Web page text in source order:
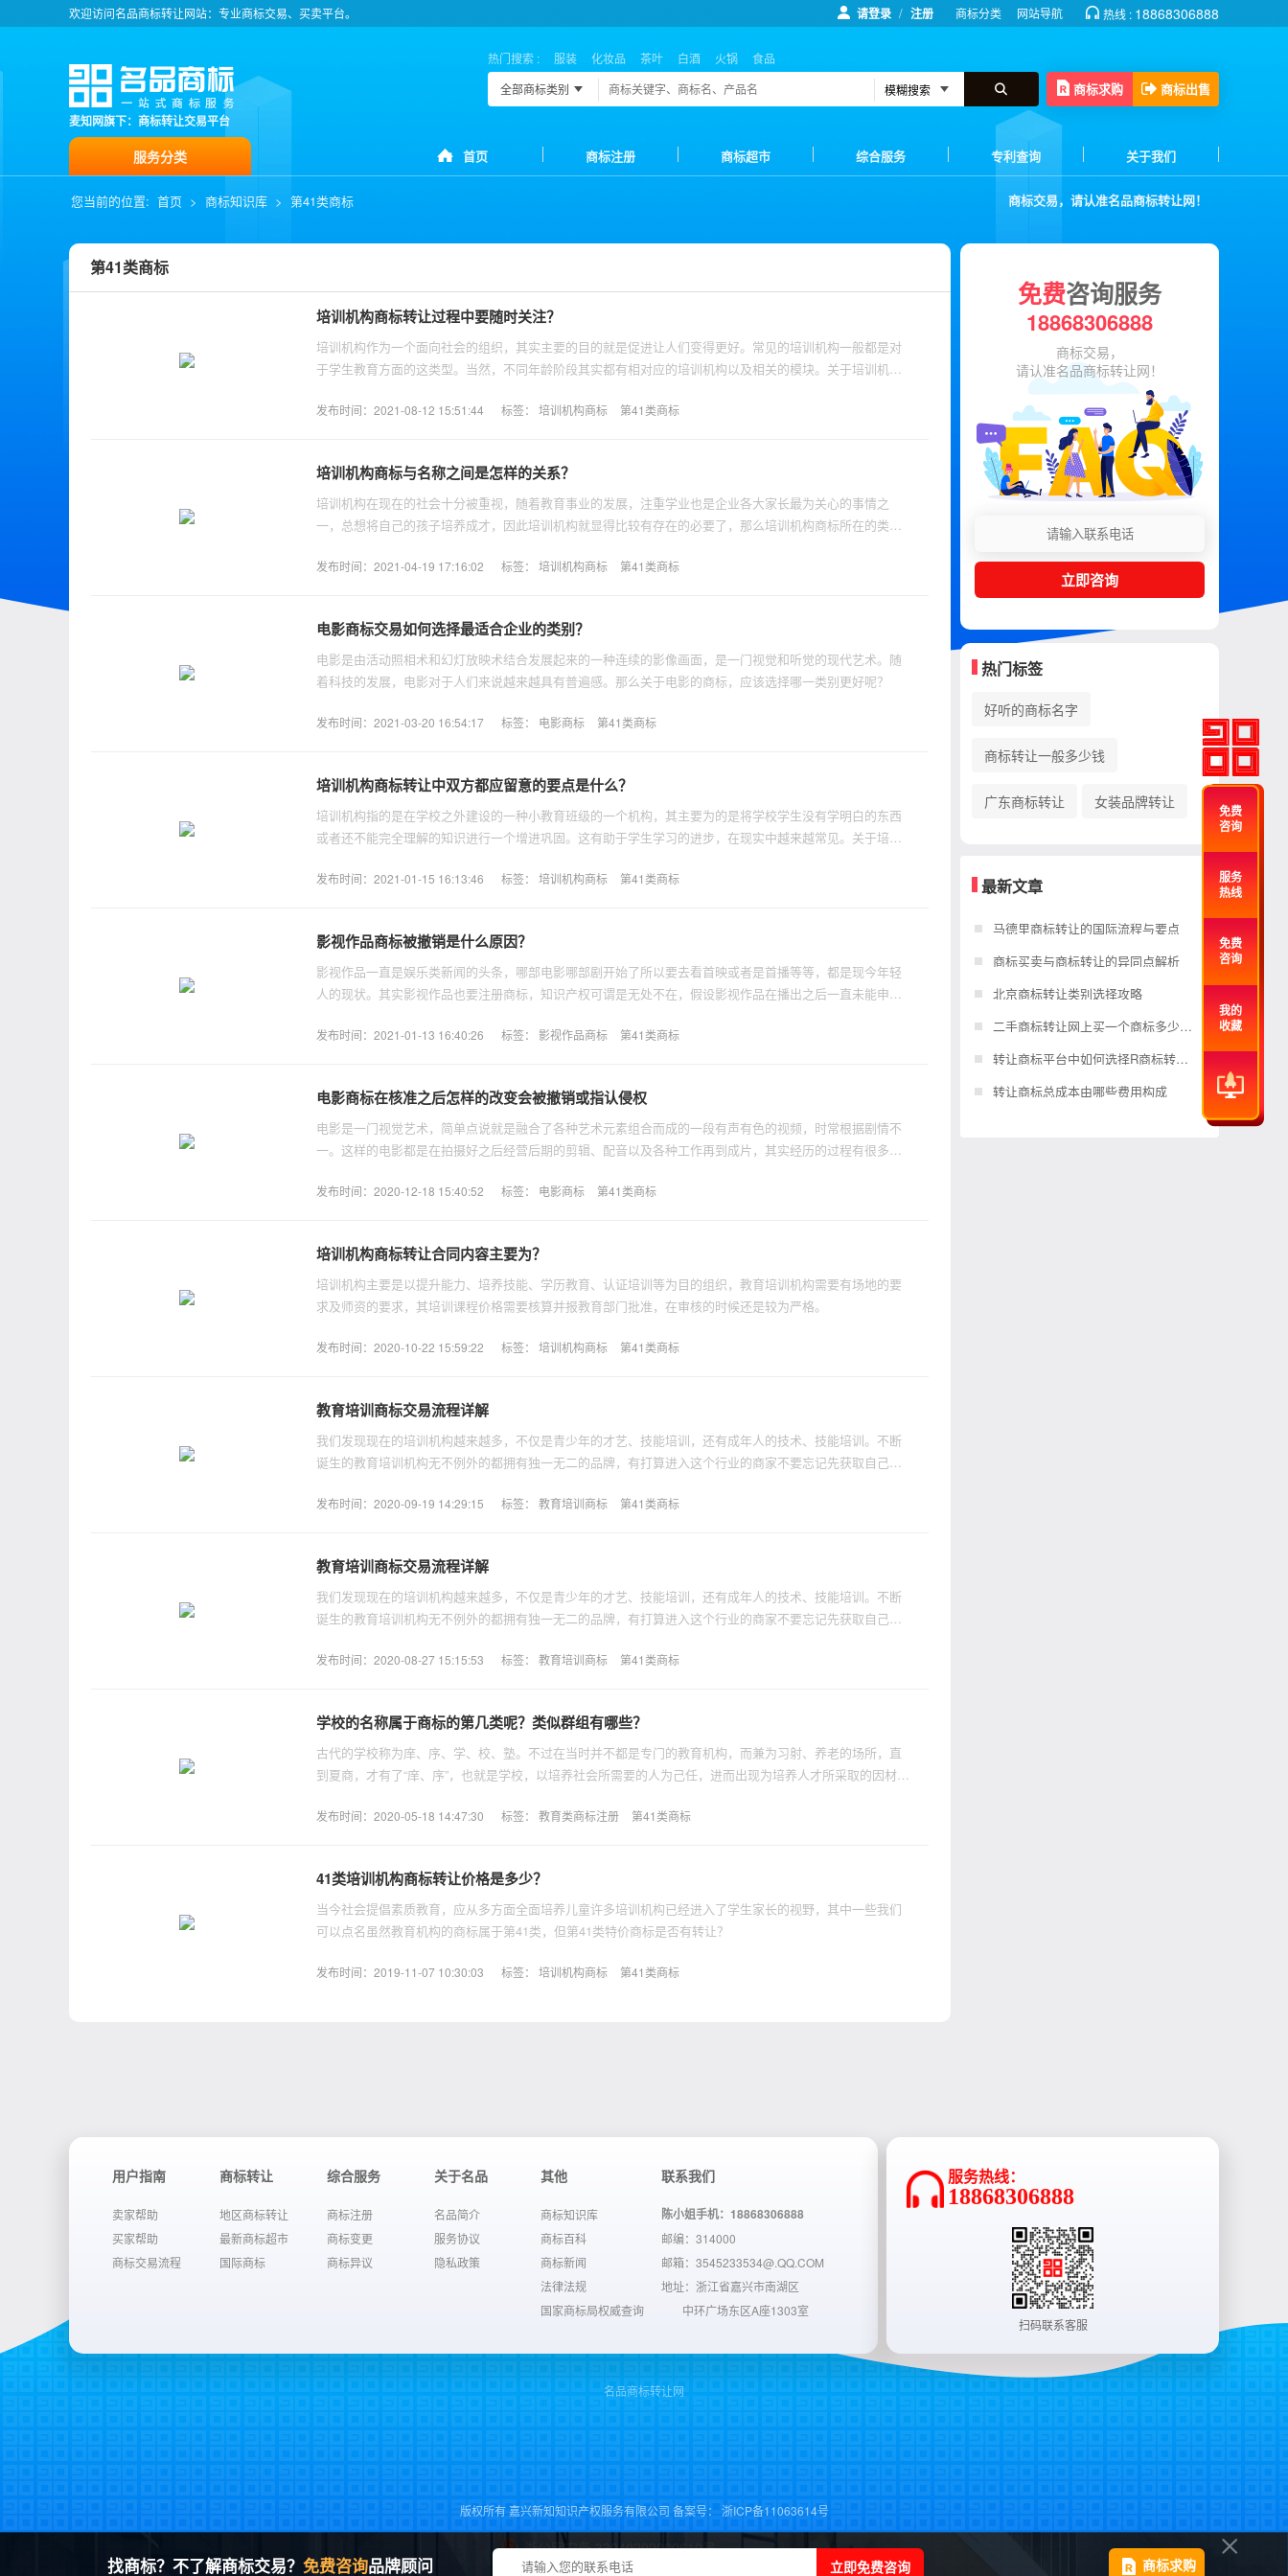
欢迎访问名品商标转让网站：专业商标交易、买卖平台。 请登录 / 注册 商标分类 网站导航 热线 : 18868306888
麦知网旗下：商标转让交易平台
热门搜索 : 服装 化妆品 茶叶 白酒 火锅
食品
全部商标类别
商标求购 商标出售
服务分类 首页 商标注册 商标超市 综合服务 专利查询 关于我们
您当前的位置: 首页 > 商标知识库 > 第41类商标 商标交易，请认准名品商标转让网！
第41类商标
培训机构商标转让过程中要随时关注？
培训机构作为一个面向社会的组织，其实主要的目的就是促进让人们变得更好。常见的培训机构一般都是对
于学生教育方面的这类型。当然，不同年龄阶段其实都有相对应的培训机构以及相关的模块。关于培训机构
标签： 培训机构商标 第41类商标
发布时间：2021-08-12 15:51:44
培训机构商标与名称之间是怎样的关系？
培训机构在现在的社会十分被重视，随着教育事业的发展，注重学业也是企业各大家长最为关心的事情之
一，总想将自己的孩子培养成才，因此培训机构就显得比较有存在的必要了，那么培训机构商标所在的类别
标签： 培训机构商标 第41类商标
发布时间：2021-04-19 17:16:02
电影商标交易如何选择最适合企业的类别？
电影是由活动照相术和幻灯放映术结合发展起来的一种连续的影像画面，是一门视觉和听觉的现代艺术。随
着科技的发展，电影对于人们来说越来越具有普遍感。那么关于电影的商标，应该选择哪一类别更好呢？
标签： 电影商标 第41类商标
发布时间：2021-03-20 16:54:17
培训机构商标转让中双方都应留意的要点是什么？
培训机构指的是在学校之外建设的一种小教育班级的一个机构，其主要为的是将学校学生没有学明白的东西
或者还不能完全理解的知识进行一个增进巩固。这有助于学生学习的进步，在现实中越来越常见。关于培训
标签： 培训机构商标 第41类商标
发布时间：2021-01-15 16:13:46
影视作品商标被撤销是什么原因？
影视作品一直是娱乐类新闻的头条，哪部电影哪部剧开始了所以要去看首映或者是首播等等，都是现今年轻
人的现状。其实影视作品也要注册商标，知识产权可谓是无处不在，假设影视作品在播出之后一直未能申请
标签： 影视作品商标 第41类商标
发布时间：2021-01-13 16:40:26
电影商标在核准之后怎样的改变会被撤销或指认侵权
电影是一门视觉艺术，简单点说就是融合了各种艺术元素组合而成的一段有声有色的视频，时常根据剧情不
一。这样的电影都是在拍摄好之后经营后期的剪辑、配音以及各种工作再到成片，其实经历的过程有很多。
标签： 电影商标 第41类商标
发布时间：2020-12-18 15:40:52
培训机构商标转让合同内容主要为？
培训机构主要是以提升能力、培养技能、学历教育、认证培训等为目的组织，教育培训机构需要有场地的要
求及师资的要求，其培训课程价格需要核算并报教育部门批准，在审核的时候还是较为严格。
标签： 培训机构商标 第41类商标
发布时间：2020-10-22 15:59:22
教育培训商标交易流程详解
我们发现现在的培训机构越来越多，不仅是青少年的才艺、技能培训，还有成年人的技术、技能培训。不断
诞生的教育培训机构无不例外的都拥有独一无二的品牌，有打算进入这个行业的商家不要忘记先获取自己的
标签： 教育培训商标 第41类商标
发布时间：2020-09-19 14:29:15
教育培训商标交易流程详解
我们发现现在的培训机构越来越多，不仅是青少年的才艺、技能培训，还有成年人的技术、技能培训。不断
诞生的教育培训机构无不例外的都拥有独一无二的品牌，有打算进入这个行业的商家不要忘记先获取自己的
标签： 教育培训商标 第41类商标
发布时间：2020-08-27 15:15:53
学校的名称属于商标的第几类呢？类似群组有哪些？
古代的学校称为庠、序、学、校、塾。不过在当时并不都是专门的教育机构，而兼为习射、养老的场所，直
到夏商，才有了“庠、序”，也就是学校，以培养社会所需要的人为己任，进而出现为培养人才所采取的因材施
标签： 教育类商标注册 第41类商标
发布时间：2020-05-18 14:47:30
41类培训机构商标转让价格是多少？
当今社会提倡素质教育，应从多方面全面培养儿童许多培训机构已经进入了学生家长的视野，其中一些我们
可以点名虽然教育机构的商标属于第41类，但第41类特价商标是否有转让？
标签： 培训机构商标 第41类商标
发布时间：2019-11-07 10:30:03
免费咨询服务
18868306888
商标交易，
请认准名品商标转让网！
立即咨询
热门标签
好听的商标名字
商标转让一般多少钱
广东商标转让 女装品牌转让
最新文章
马德里商标转让的国际流程与要点
商标买卖与商标转让的异同点解析
北京商标转让类别选择攻略
二手商标转让网上买一个商标多少钱？
转让商标平台中如何选择R商标转让？
转让商标总成本由哪些费用构成
用户指南
卖家帮助
买家帮助
商标交易流程
商标转让
地区商标转让
最新商标超市
国际商标
综合服务
商标注册
商标变更
商标异议
关于名品
名品简介
服务协议
隐私政策
其他
商标知识库
商标百科
商标新闻
法律法规
国家商标局权威查询
联系我们
陈小姐手机：18868306888
邮编：314000
邮箱：3545233534@.QQ.COM
地址：浙江省嘉兴市南湖区
中环广场东区A座1303室
服务热线：
18868306888
扫码联系客服
名品商标转让网
版权所有 嘉兴新知知识产权服务有限公司 备案号： 浙ICP备11063614号
浙公网安备 33040202000610号
免费
咨询
服务
热线
免费
咨询
我的
收藏
找商标？不了解商标交易？ 免费咨询品牌顾问 立即免费咨询 商标求购